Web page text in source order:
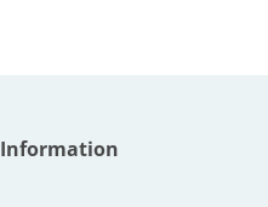
Information